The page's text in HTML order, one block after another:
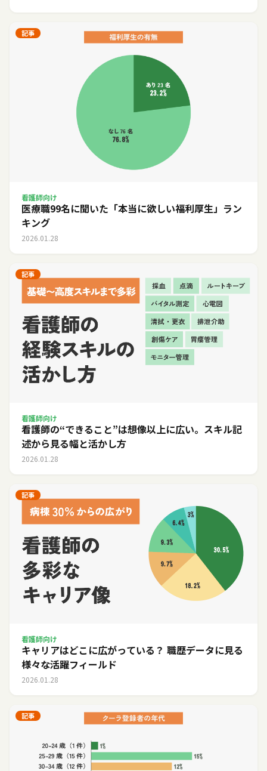
記事
看護師向け
医療職99名に聞いた「本当に欲しい福利厚生」ラン
キング
2026.01.28
記事
看護師向け
看護師の“できること”は想像以上に広い。スキル記
述から見る幅と活かし方
2026.01.28
記事
看護師向け
キャリアはどこに広がっている？ 職歴データに見る
様々な活躍フィールド
2026.01.28
記事